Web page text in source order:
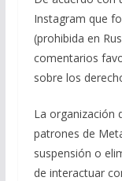
Instagram que
(prohibida en
comentarios
sobre los
La organización
patrones de
suspensión o
de interactuar